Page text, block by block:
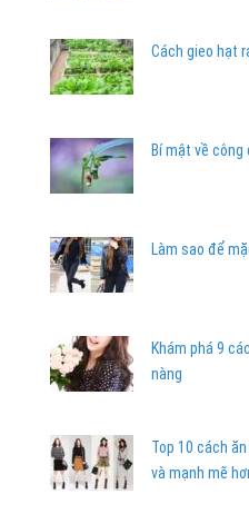
Cách gieo hạt
Bí mật về
Làm sao để
Khám phá 9
nàng
Top 10 cách
và mạnh mẽ